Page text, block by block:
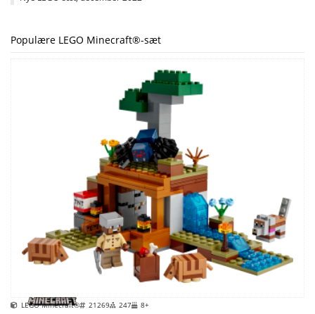
Populære LEGO Minecraft®-sæt
LEGO Minecraft® 21269 247 8+